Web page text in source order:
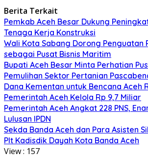
Berita Terkait
Pemkab Aceh Besar Dukung
Tenaga Kerja Konstruksi
Wali Kota Sabang Dorong Penguatan
sebagai Pusat Bisnis Maritim
Bupati Aceh Besar Minta Perhatian
Pemulihan Sektor Pertanian
Dana Kementan untuk Bencana Aceh
Pemerintah Aceh Kelola Rp 9,7 Miliar
Pemerintah Aceh Angkat 228 PNS,
Lulusan IPDN
Sekda Banda Aceh dan Para Asisten
Plt Kadisdik Dayah Kota Banda Aceh
View : 157